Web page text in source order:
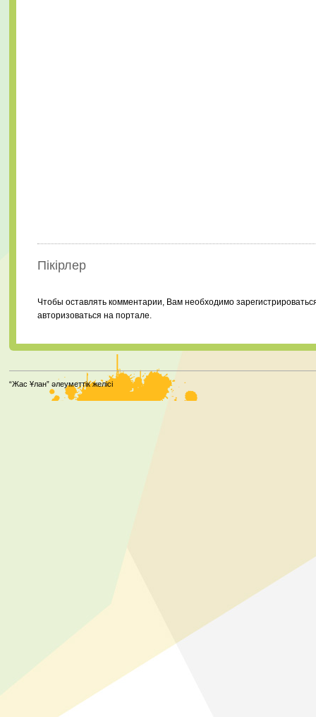
Пікірлер
Чтобы оставлять комментарии, Вам необходимо
авторизоваться на портале.
“Жас Ұлан” әлеуметтік желісі